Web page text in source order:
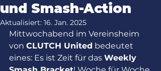
und Smash-Action
Aktualisiert: 16. Jan. 2025
Mittwochabend im Vereinsheim
von CLUTCH United bedeutet
eines: Es ist Zeit für das Weekly